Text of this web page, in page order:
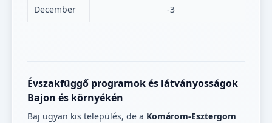
December -3
Évszakfüggő programok és látványosságok
Bajon és környékén
Baj ugyan kis település, de a Komárom-Esztergom